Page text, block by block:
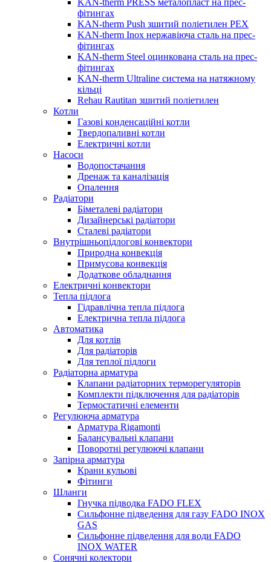
KAN-therm PRESS металопласт на прес-
фітингах
KAN-therm Push зшитий поліетилен PEX
KAN-therm Inox нержавіюча сталь на прес-
фітингах
KAN-therm Steel оцинкована сталь на прес-
фітингах
KAN-therm Ultraline система на натяжному
кільці
Rehau Rautitan зшитий поліетилен
Котли
Газові конденсаційні котли
Твердопаливні котли
Електричні котли
Насоси
Водопостачання
Дренаж та каналізація
Опалення
Радіатори
Біметалеві радіатори
Дизайнерські радіатори
Сталеві радіатори
Внутрішньопідлогові конвектори
Природна конвекція
Примусова конвекція
Додаткове обладнання
Електричні конвектори
Тепла підлога
Гідравлічна тепла підлога
Електрична тепла підлога
Автоматика
Для котлів
Для радіаторів
Для теплої підлоги
Радіаторна арматура
Клапани радіаторних терморегуляторів
Комплекти підключення для радіаторів
Термостатичні елементи
Регулююча арматура
Арматура Rigamonti
Балансувальні клапани
Поворотні регулюючі клапани
Запірна арматура
Крани кульові
Фітинги
Шланги
Гнучка підводка FADO FLEX
Сильфонне підведення для газу FADO INOX
GAS
Сильфонне підведення для води FADO
INOX WATER
Сонячні колектори